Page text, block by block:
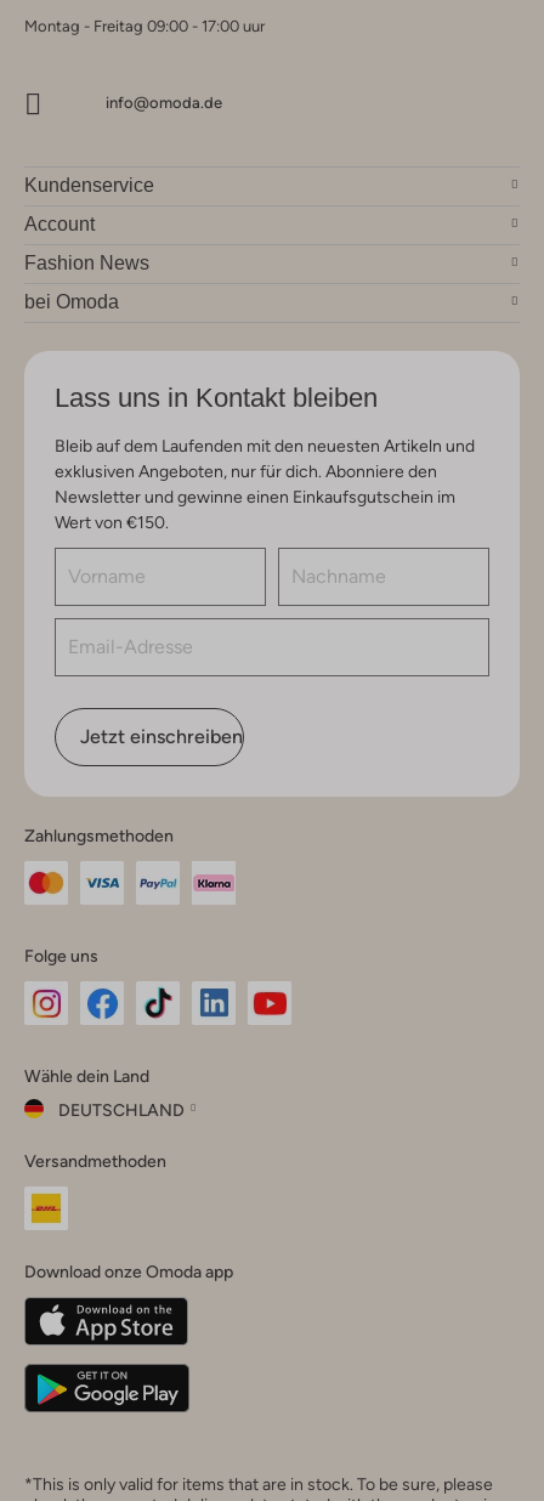
Montag - Freitag 09:00 - 17:00 uur
info@omoda.de
Kundenservice
Account
Fashion News
bei Omoda
Lass uns in Kontakt bleiben
Bleib auf dem Laufenden mit den neuesten Artikeln und
exklusiven Angeboten, nur für dich. Abonniere den
Newsletter und gewinne einen Einkaufsgutschein im
Wert von €150.
Jetzt einschreiben
Zahlungsmethoden
Folge uns
Instagram
Facebook
TikTok
Wähle dein Land
DEUTSCHLAND
dein
Land
Belgique(Français)
Deutschland
Versandmethoden
Download onze Omoda app
*This is only valid for items that are in stock. To be sure, please